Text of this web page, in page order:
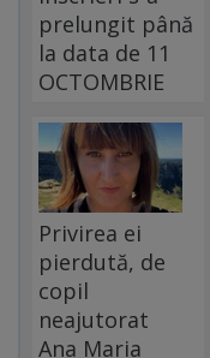
prelungit până
la data de 11
OCTOMBRIE
Privirea ei
pierdută, de
copil
neajutorat
Ana Maria